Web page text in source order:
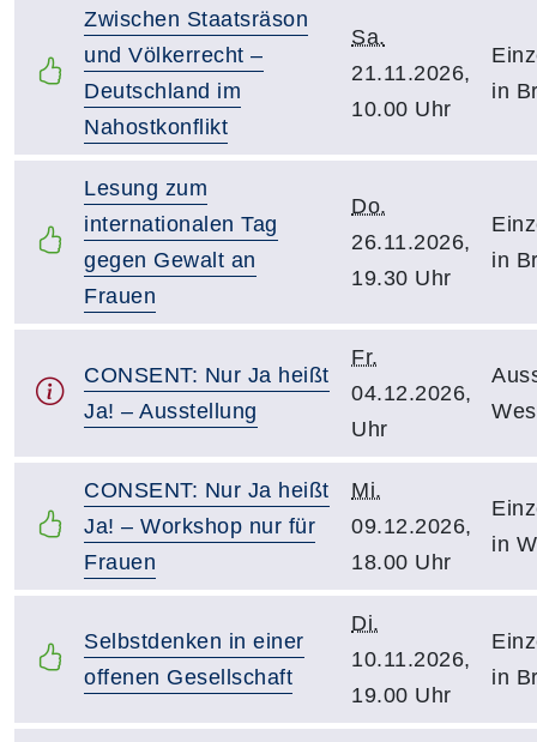
Zwischen Staatsräson
und Völkerrecht –
Deutschland im
Nahostkonflikt
Sa.
21.11.2026,
10.00 Uhr
in
Lesung zum
internationalen Tag
gegen Gewalt an
Frauen
Do.
26.11.2026,
19.30 Uhr
in
CONSENT: Nur Ja heißt
Ja! – Ausstellung
Fr.
04.12.2026,
Uhr
CONSENT: Nur Ja heißt
Ja! – Workshop nur für
Frauen
Mi.
09.12.2026,
18.00 Uhr
in
Selbstdenken in einer
offenen Gesellschaft
Di.
10.11.2026,
19.00 Uhr
in